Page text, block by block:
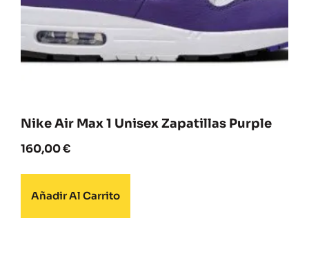
Nike Air Max 1 Unisex Zapatillas Purple
160,00€
Añadir Al Carrito